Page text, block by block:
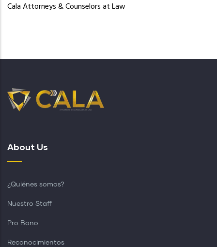
Cala Attorneys & Counselors at Law
About Us
¿Quiénes somos?
Nuestro Staff
Pro Bono
Reconocimientos